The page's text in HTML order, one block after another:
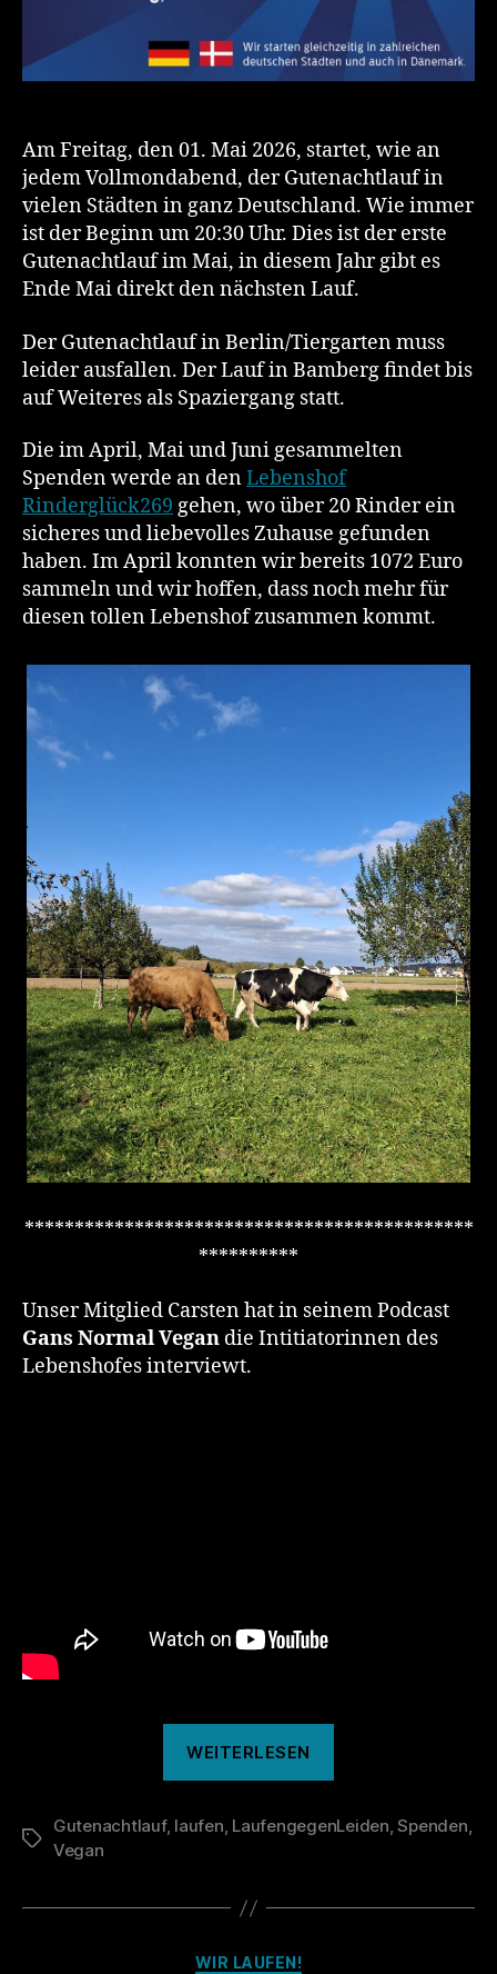
Am Freitag, den 01. Mai 2026, startet, wie an
jedem Vollmondabend, der Gutenachtlauf in
vielen Städten in ganz Deutschland. Wie immer
ist der Beginn um 20:30 Uhr. Dies ist der erste
Gutenachtlauf im Mai, in diesem Jahr gibt es
Ende Mai direkt den nächsten Lauf.
Der Gutenachtlauf in Berlin/Tiergarten muss
leider ausfallen. Der Lauf in Bamberg findet bis
auf Weiteres als Spaziergang statt.
Die im April, Mai und Juni gesammelten
Spenden werde an denLebenshof
Rinderglück269 gehen, wo über 20 Rinder ein
sicheres und liebevolles Zuhause gefunden
haben. Im April konnten wir bereits 1072 Euro
sammeln und wir hoffen, dass noch mehr für
diesen tollen Lebenshof zusammen kommt.
*********************************************
**********
Unser Mitglied Carsten hat in seinem Podcast
Gans Normal Vegan die Intitiatorinnen des
Lebenshofes interviewt.
WEITERLESEN
Schlagwörter
Gutenachtlauf, laufen, LaufengegenLeiden,Spenden,
Vegan
Kategorien
WIR LAUFEN!